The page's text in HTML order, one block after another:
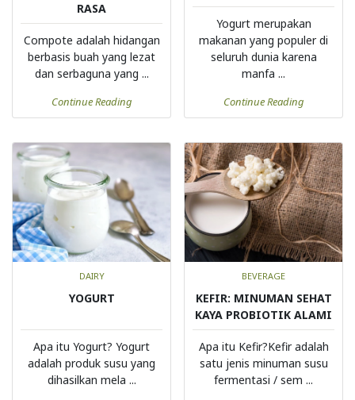
RASA
Compote adalah hidangan
berbasis buah yang lezat
dan serbaguna yang ...
Continue Reading
Yogurt merupakan
makanan yang populer di
seluruh dunia karena
manfa ...
Continue Reading
DAIRY
YOGURT
Apa itu Yogurt? Yogurt
adalah produk susu yang
dihasilkan mela ...
BEVERAGE
KEFIR: MINUMAN SEHAT
KAYA PROBIOTIK ALAMI
Apa itu Kefir?Kefir adalah
satu jenis minuman susu
fermentasi / sem ...